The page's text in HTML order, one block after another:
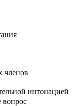
членов
интонацией
вопрос